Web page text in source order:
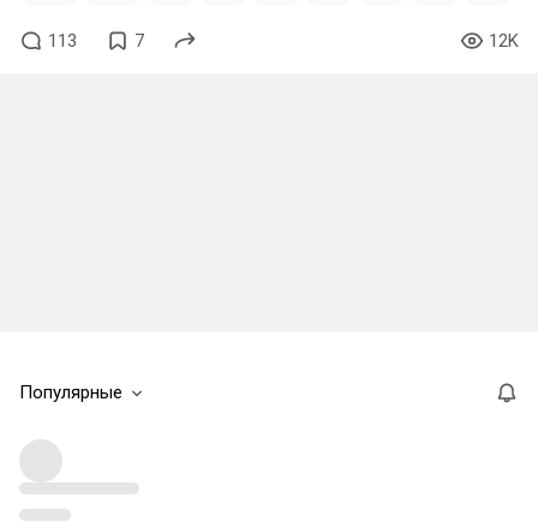
113 7 12K
Популярные